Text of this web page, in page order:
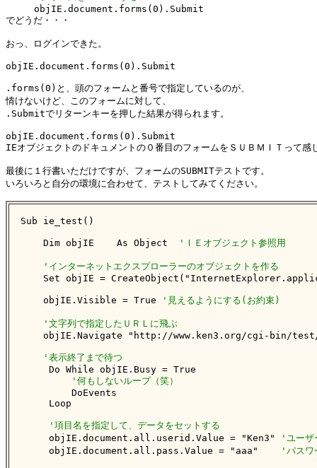
     objIE.document.forms(0).Submit
でどうだ・・・
おっ、ログインできた。
objIE.document.forms(0).Submit
.forms(0)と、頭のフォームと番号で指定しているのが、
情けないけど、このフォームに対して、
.Submitでリターンキーを押した結果が得られます。
objIE.document.forms(0).Submit
IEオブジェクトのドキュメントの０番目のフォームをＳＵＢＭＩＴって感
最後に１行書いただけですが、フォームのSUBMITテストです。
いろいろと自分の環境に合わせて、テストしてみてください。
Sub ie_test()
    Dim objIE    As Object
'ＩＥオブジェクト参照用
'インターネットエクスプローラーのオブジェクトを作る
Set objIE =
    objIE.Visible = True
'見えるようにする(お約束)
'文字列で指定したＵＲＬに飛ぶ
objIE.Navigate "http://www.ken3.org/cgi-bin/
'表示終了まで待つ
     Do While objIE.Busy = True
'何もしないループ（笑）
         DoEvents
     Loop
'項目名を指定して、データをセットする
     objIE.document.all.userid.Value = "Ken3"
'ユーザ
     objIE.document.all.pass.Value = "aaa"
'パスワ